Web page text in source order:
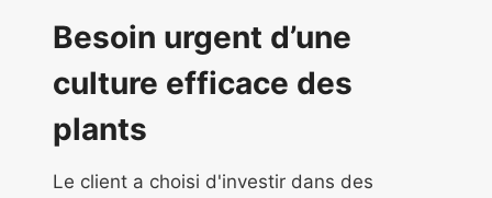
Besoin urgent d’une
culture efficace des
plants
Le client a choisi d'investir dans des